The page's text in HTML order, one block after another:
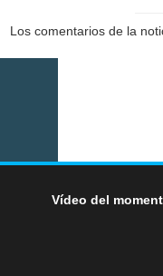
Los comentarios de la
Vídeo del